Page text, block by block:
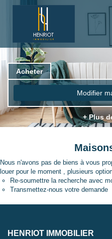
Acheter
Modifier
+ Plus
Nous n'avons pas de biens à vous
louer pour le moment , plusieurs
Re-soumettre la recherche avec
Transmettez-nous votre demande
HENRIOT IMMOBILIER